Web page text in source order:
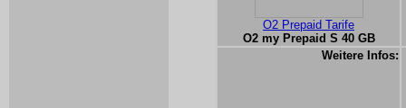
O2 Prepaid Tarife
O2 my Prepaid S 40 GB
Weitere Infos: